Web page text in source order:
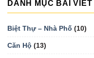
DANH MỤC BÀI VIẾT
Biệt Thự – Nhà Phố (10)
Căn Hộ (13)